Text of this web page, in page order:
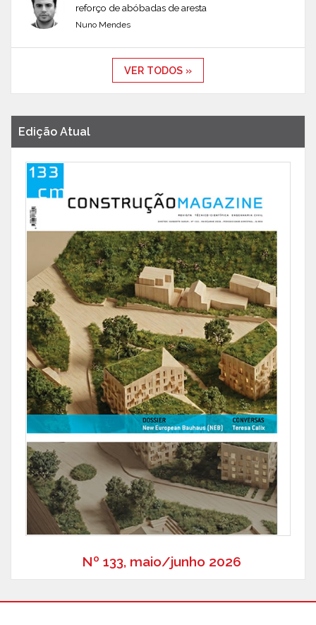
reforço de abóbadas de aresta
Nuno Mendes
VER TODOS »
Edição Atual
Nº 133, maio/junho 2026